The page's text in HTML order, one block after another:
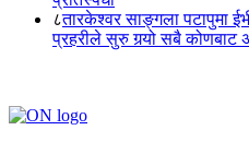
८तारकेश्वर साङ्गला पटापुमा
प्रहरीले सुरु गर्‍यो सबै कोणबाट